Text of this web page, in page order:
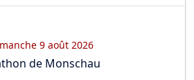
9 août 2026
de Monschau